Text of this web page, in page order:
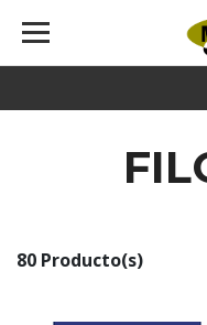
80 Producto(s)